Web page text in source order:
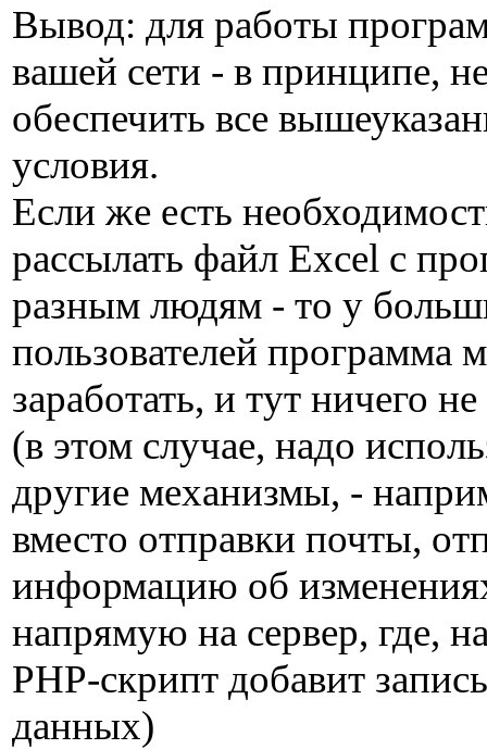
Вывод: для работы
вашей сети - в принципе,
обеспечить все
условия.
Если же есть
рассылать файл Excel с
разным людям - то у
пользователей программа
заработать, и тут ничего
(в этом случае, надо
другие механизмы, -
вместо отправки почты,
информацию об
напрямую на сервер, где,
PHP-скрипт добавит
данных)